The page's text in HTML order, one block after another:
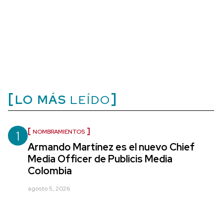
LO MÁS LEÍDO
1 NOMBRAMIENTOS
Armando Martínez es el nuevo Chief
Media Officer de Publicis Media
Colombia
agosto 5, 2026